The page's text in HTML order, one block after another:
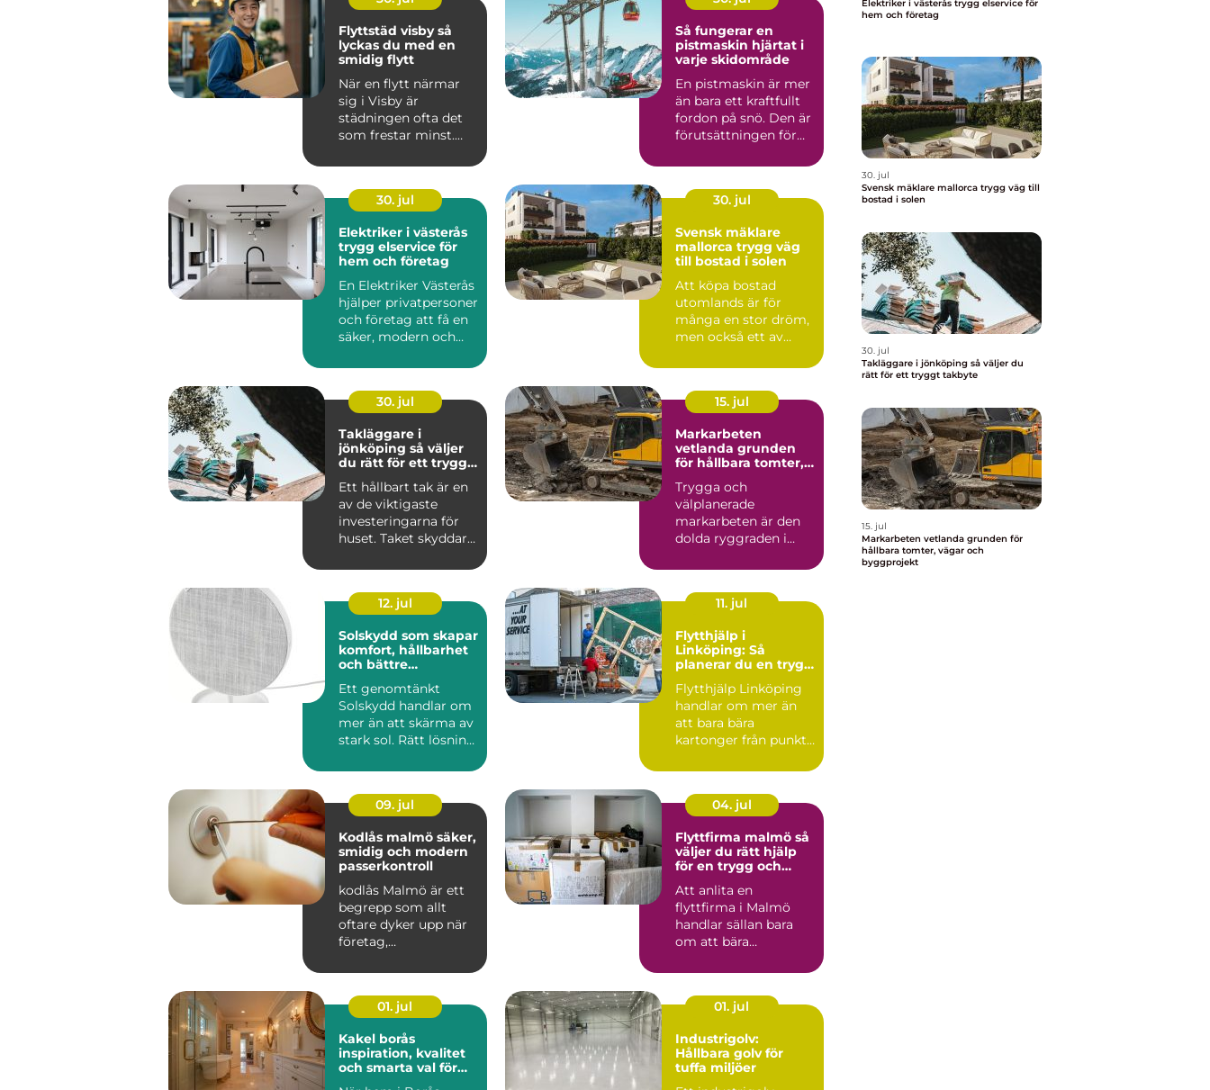
Flyttstäd visby så
lyckas du med en
smidig flytt
När en flytt närmar
sig i Visby är
städningen ofta det
som frestar minst.
avgörande...
Så fungerar en
pistmaskin hjärtat i
varje skidområde
En pistmaskin är mer
än bara ett kraftfullt
fordon på snö. Den är
förutsättningen för
30. jul
Elektriker i västerås
trygg elservice för
hem och företag
En Elektriker Västerås
hjälper privatpersoner
och företag att få en
säker, modern och
30. jul
Svensk mäklare
mallorca trygg väg
till bostad i solen
Att köpa bostad
utomlands är för
många en stor dröm,
men också ett av
Mallorca...
30. jul
Takläggare i
jönköping så väljer
du rätt för ett tryggt
Ett hållbart tak är en
av de viktigaste
investeringarna för
huset. Taket skyddar
15. jul
Markarbeten
vetlanda grunden
för hållbara tomter,
byggprojekt
Trygga och
välplanerade
markarbeten är den
dolda ryggraden i
När en tomt ska
beby...
12. jul
Solskydd som skapar
komfort, hållbarhet
och bättre
Ett genomtänkt
Solskydd handlar om
mer än att skärma av
stark sol. Rätt lösning
inomhustem...
11. jul
Flytthjälp i
Linköping: Så
planerar du en trygg
Flytthjälp Linköping
handlar om mer än
att bara bära
kartonger från punkt
09. jul
Kodlås malmö säker,
smidig och modern
passerkontroll
kodlås Malmö är ett
begrepp som allt
oftare dyker upp när
företag,
r och privat...
04. jul
Flyttfirma malmö så
väljer du rätt hjälp
för en trygg och
Att anlita en
flyttfirma i Malmö
handlar sällan bara
om att bära
A till B. För ...
01. jul
Kakel borås
inspiration, kvalitet
och smarta val för
01. jul
Industrigolv:
Hållbara golv för
tuffa miljöer
Elektriker i västerås trygg elservice för
hem och företag
30. jul
Svensk mäklare mallorca trygg väg till
bostad i solen
30. jul
Takläggare i jönköping så väljer du
rätt för ett tryggt takbyte
15. jul
Markarbeten vetlanda grunden för
hållbara tomter, vägar och
byggprojekt